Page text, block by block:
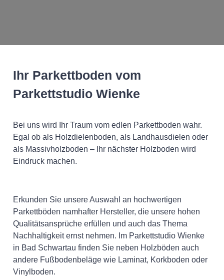
Ihr Parkettboden vom
Parkettstudio Wienke
Bei uns wird Ihr Traum vom edlen Parkettboden wahr.
Egal ob als Holzdielenboden, als Landhausdielen oder
als Massivholzboden – Ihr nächster Holzboden wird
Eindruck machen.
Erkunden Sie unsere Auswahl an hochwertigen
Parkettböden namhafter Hersteller, die unsere hohen
Qualitätsansprüche erfüllen und auch das Thema
Nachhaltigkeit ernst nehmen. Im Parkettstudio Wienke
in Bad Schwartau finden Sie neben Holzböden auch
andere Fußbodenbeläge wie Laminat, Korkboden oder
Vinylboden.